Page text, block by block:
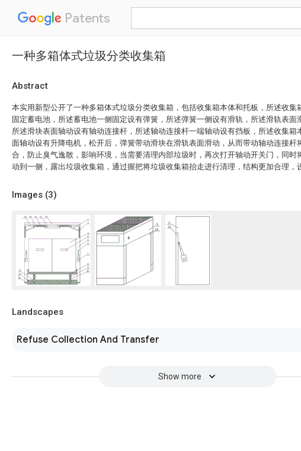
Patents
一种多箱体式垃圾分类收集箱
Abstract
本实用新型公开了一种多箱体式垃圾分类收集箱，包括收集箱本体和托板，所述收集
固定蓄电池，所述蓄电池一侧固定设有弹簧，所述弹簧一侧设有滑轨，所述滑轨表面
所述滑块表面轴动设有轴动连接杆，所述轴动连接杆一端轴动设有挡板，所述收集箱
面轴动设有升降电机，松开后，弹簧带动滑块在滑轨表面滑动，从而带动轴动连接杆
合，防止臭气逸散，影响环境，当需要清理内部垃圾时，再次打开轴动开关门，同时
动到一侧，露出垃圾收集箱，通过握把将垃圾收集箱抬走进行清理，结构更加合理，
Images (3)
Landscapes
Refuse Collection And Transfer
Show more